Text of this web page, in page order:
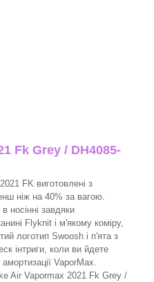
Fk Grey / DH4085-
FK виготовлені з
ніж на 40% за вагою.
носінні завдяки
Flyknit і м'якому коміру,
логотип Swoosh і п'ята з
інтриги, коли ви йдете
VaporMax.
Air Vapormax 2021 Fk Grey /